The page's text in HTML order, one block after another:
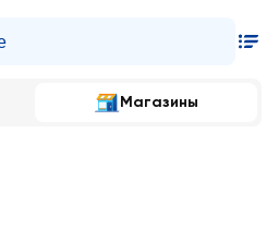
Магазины